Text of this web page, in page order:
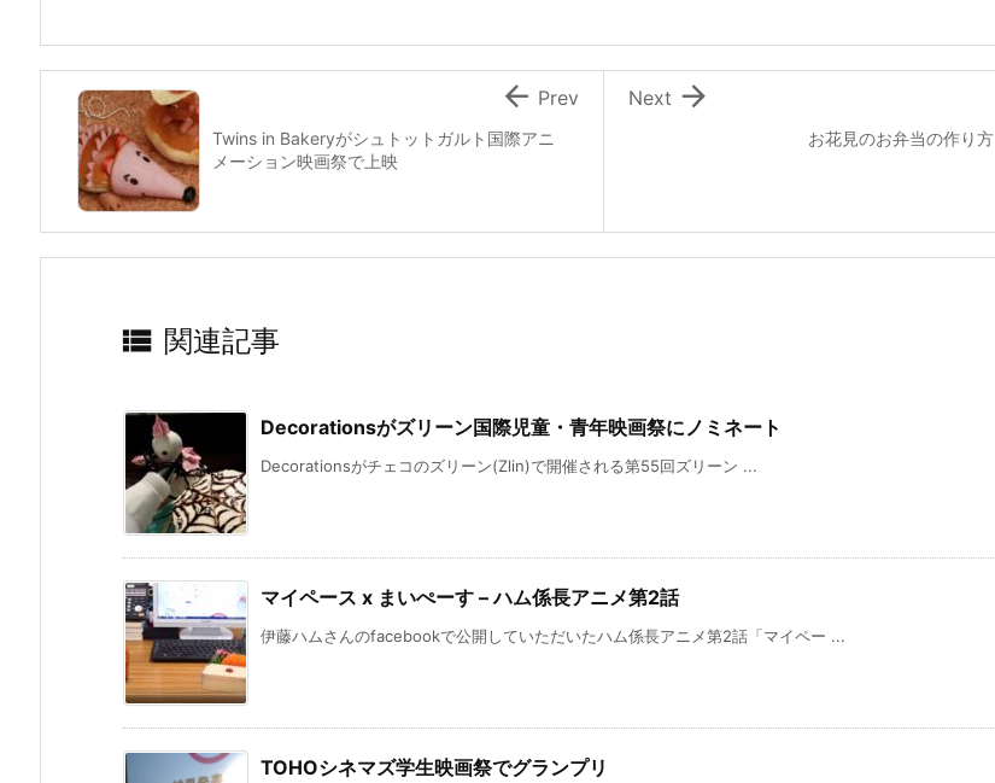
k
お花見のお弁当の作り方

Next
Twins in Bakeryがシュトットガルト国際アニ
メーション映画祭で上映
 Prev
 関連記事
Decorationsがズリーン国際児童・青年映画祭にノミネート
Decorationsがチェコのズリーン(Zlin)で開催される第55回ズリーン ...
マイペース x まいぺーす – ハム係長アニメ第2話
伊藤ハムさんのfacebookで公開していただいたハム係長アニメ第2話「マイペー ...
TOHOシネマズ学生映画祭でグランプリ